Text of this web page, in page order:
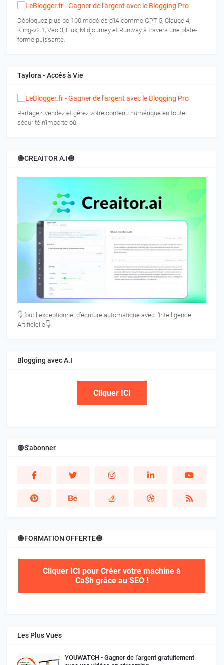
Débloquez plus de 100 modèles d'IA comme GPT-5, Claude 4,
Kling-v2.1, Veo 3, Flux, Midjourney et Runway à travers une plate-
forme puissante.
Taylora - Accés à Vie
Partagez, vendez et gérez votre contenu numérique en toute
sécurité n'importe où.
🟠CREAITOR A.I🟠
👇L’outil exceptionnel d’écriture automatique avec l’Intelligence
Artificielle👇
Blogging avec A.I
Cliquer ICI
🟠S'abonner
🟠FORMATION OFFERTE🟠
Cliquer ICI pour Créer votre machine à
Ca$h grâce au SEO !
Les Plus Vues
YOUWATCH - Gagner de l'argent gratuitement